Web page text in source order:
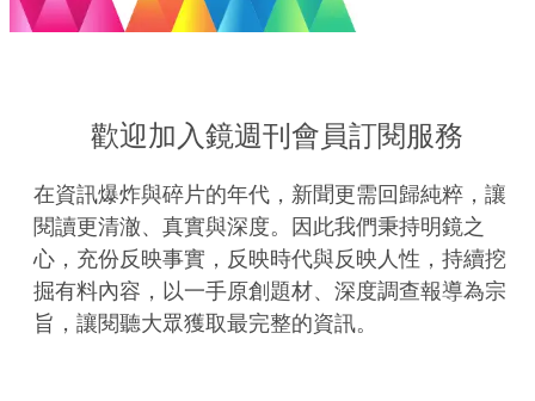
歡迎加入鏡週刊會員訂閱服務
在資訊爆炸與碎片的年代，新聞更需回歸純粹，讓
閱讀更清澈、真實與深度。因此我們秉持明鏡之
心，充份反映事實，反映時代與反映人性，持續挖
掘有料內容，以一手原創題材、深度調查報導為宗
旨，讓閱聽大眾獲取最完整的資訊。